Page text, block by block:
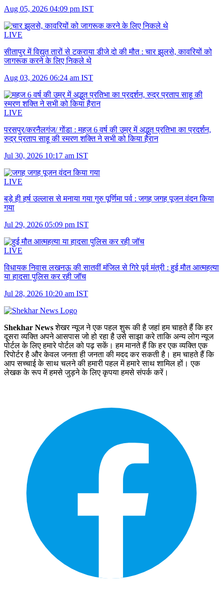
Aug 05, 2026 04:09 pm IST
LIVE
सीतापुर में विद्युत तारों से टकराया डीजे दो की मौत : चार झुलसे, कावरियों को
जागरूक करने के लिए निकले थे
Aug 03, 2026 06:24 am IST
LIVE
परसपुर/करनैलगंज/ गोंडा : महज 6 वर्ष की उम्र में अद्भुत प्रतिभा का प्रदर्शन,
रुद्र प्रताप साहू की स्मरण शक्ति ने सभी को किया हैरान
Jul 30, 2026 10:17 am IST
LIVE
बड़े ही हर्ष उल्लास से मनाया गया गुरु पूर्णिमा पर्व : जगह जगह पूजन वंदन किया
गया
Jul 29, 2026 05:09 pm IST
LIVE
विधायक निवास लखनऊ की सातवीं मंजिल से गिरे पूर्व मंत्री : हुई मौत आत्महत्या
या हादसा पुलिस कर रही जॉच
Jul 28, 2026 10:20 am IST
Shekhar Newsशेखर न्‍यूज ने एक पहल शुरू की है जहां हम चाहते हैं कि हर
दूसरा व्‍यक्ति अपने आसपास जो हो रहा है उसे साझा करे ताकि अन्‍य लोग न्‍यूज
पोर्टल के लिए हमारे पोर्टल को पढ़ सकें। हम मानते हैं कि हर एक व्यक्ति एक
रिपोर्टर है और केवल जनता ही जनता की मदद कर सकती है। हम चाहते हैं कि
आप सच्चाई के साथ चलने की हमारी पहल में हमारे साथ शामिल हों। एक
लेखक के रूप में हमसे जुड़ने के लिए कृपया हमसे संपर्क करें।